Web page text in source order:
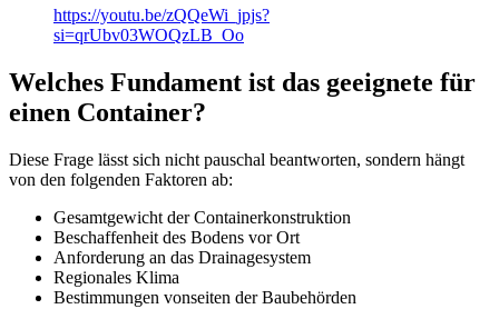
https://youtu.be/zQQeWi_jpjs?
si=qrUbv03WOQzLB_Oo
Welches Fundament ist das geeignete für
einen Container?
Diese Frage lässt sich nicht pauschal beantworten, sondern hängt
von den folgenden Faktoren ab:
Gesamtgewicht der Containerkonstruktion
Beschaffenheit des Bodens vor Ort
Anforderung an das Drainagesystem
Regionales Klima
Bestimmungen vonseiten der Baubehörden